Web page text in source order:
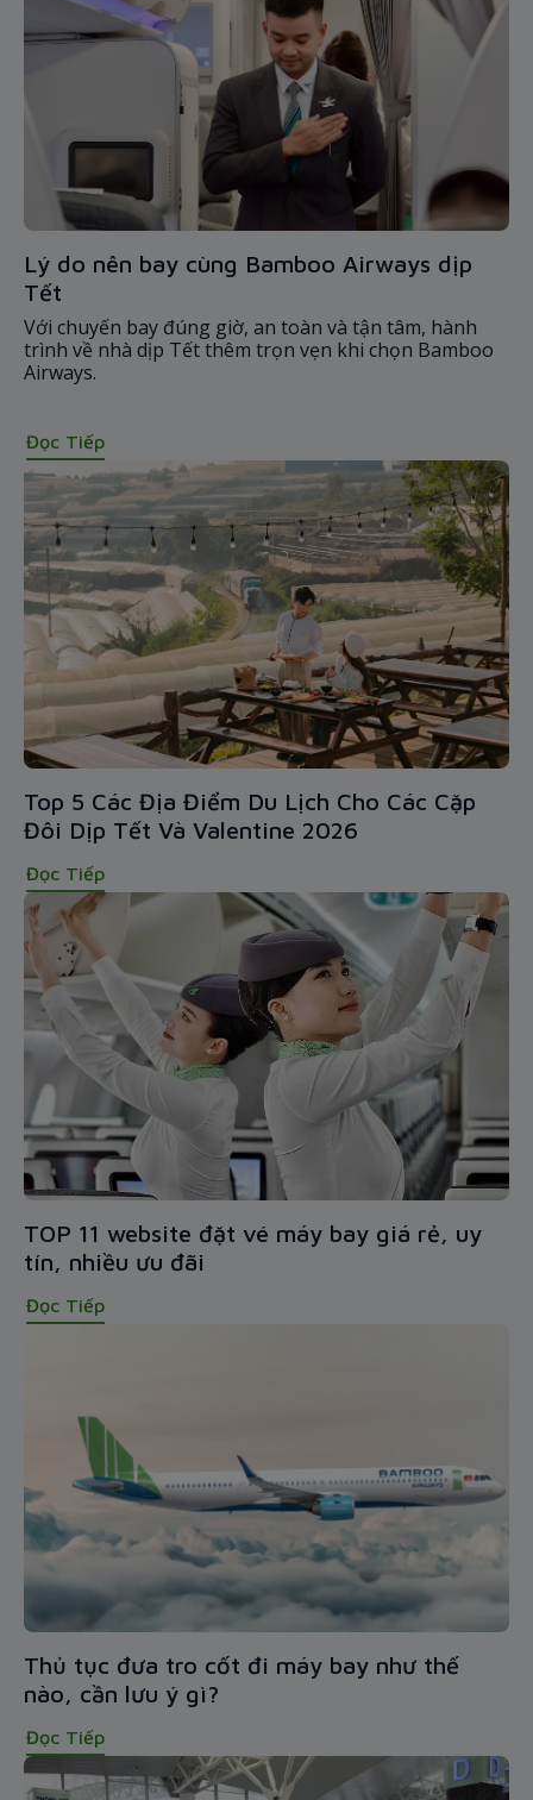
Lý do nên bay cùng Bamboo Airways dịp
Tết
Với chuyến bay đúng giờ, an toàn và tận tâm, hành
trình về nhà dịp Tết thêm trọn vẹn khi chọn Bamboo
Airways.
Đọc Tiếp
Top 5 Các Địa Điểm Du Lịch Cho Các Cặp
Đôi Dịp Tết Và Valentine 2026
Đọc Tiếp
TOP 11 website đặt vé máy bay giá rẻ, uy
tín, nhiều ưu đãi
Đọc Tiếp
Thủ tục đưa tro cốt đi máy bay như thế
nào, cần lưu ý gì?
Đọc Tiếp